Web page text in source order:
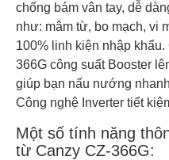
chống bám vân tay, dễ
như: mâm từ, bo mạch, vi
100% linh kiện nhập
366G công suất Booster
giúp bạn nấu nướng
Công nghệ Inverter tiết
Một số tính năng
từ Canzy CZ-366G: